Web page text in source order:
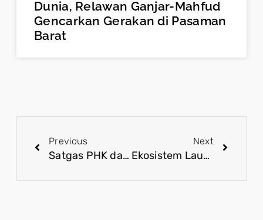
Dunia, Relawan Ganjar-Mahfud
Gencarkan Gerakan di Pasaman
Barat
Previous
Satgas PHK dan Program Padat Karya Ikhtiar Konkret Hadapi Gelombang PHK
Next
Ekosistem Laut Raja Ampat Terbukti Tidak Terganggu Tambang Nikel Pulau Gag